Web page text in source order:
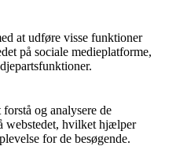
at udføre visse funktioner
på sociale medieplatforme,
og analysere de
webstedet, hvilket hjælper
for de besøgende.